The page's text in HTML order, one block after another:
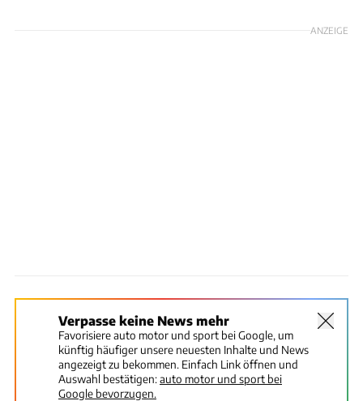
ANZEIGE
Verpasse keine News mehr
Favorisiere auto motor und sport bei Google, um
künftig häufiger unsere neuesten Inhalte und News
angezeigt zu bekommen. Einfach Link öffnen und
Auswahl bestätigen:auto motor und sport bei
Google bevorzugen.